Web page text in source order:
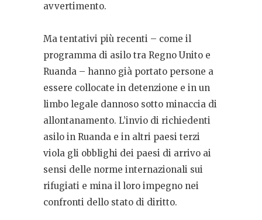
avvertimento.
Ma tentativi più recenti – come il
programma di asilo tra Regno Unito e
Ruanda – hanno già portato persone a
essere collocate in detenzione e in un
limbo legale dannoso sotto minaccia di
allontanamento. L’invio di richiedenti
asilo in Ruanda e in altri paesi terzi
viola gli obblighi dei paesi di arrivo ai
sensi delle norme internazionali sui
rifugiati e mina il loro impegno nei
confronti dello stato di diritto.